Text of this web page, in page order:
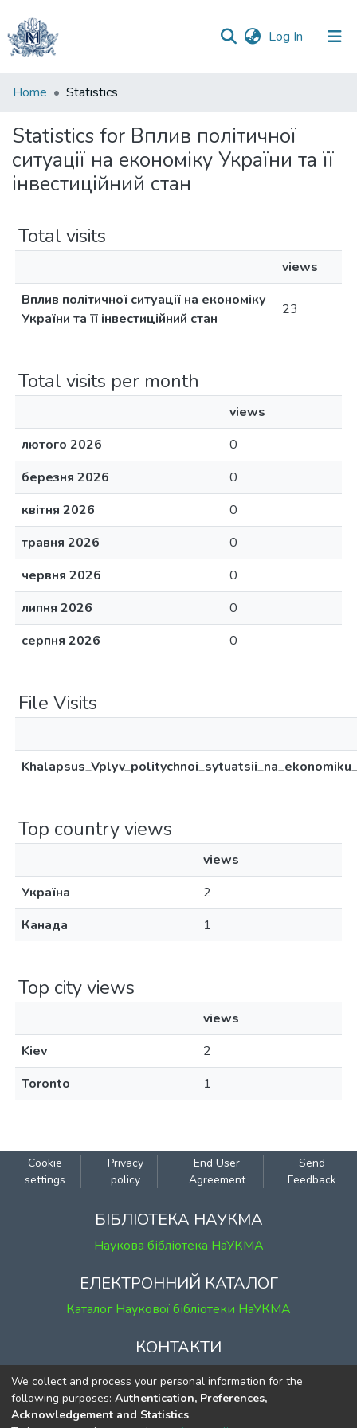
Log In (current)
Communities
Collections
All of DSpace
Home Statistics
Statistics for Вплив політичної
ситуації на економіку України та її
інвестиційний стан
Total visits
views
Вплив політичної ситуації на економіку
України та її інвестиційний стан
23
Total visits per month
views
лютого 2026
0
березня 2026
0
квітня 2026
0
травня 2026
0
червня 2026
0
липня 2026
0
серпня 2026
0
File Visits
Top country views
views
Україна
2
Канада
1
Top city views
views
Kiev
2
Toronto
1
Cookie
settings
Privacy
policy
End User
Agreement
Send
Feedback
БІБЛІОТЕКА НАУКМА
Наукова бібліотека НаУКМА
ЕЛЕКТРОННИЙ КАТАЛОГ
Каталог Наукової бібліотеки НаУКМА
КОНТАКТИ
м. Київ, вул. Григорія Сковороди, 2
к. 1, к. 120
тел. (044) 463-69-31
We collect and process your personal information for the
following purposes: Authentication, Preferences,
Acknowledgement and Statistics.